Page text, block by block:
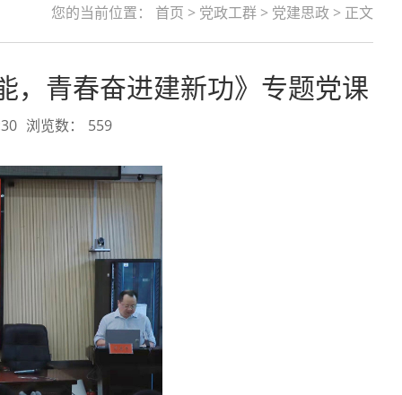
您的当前位置： 首页 > 党政工群 > 党建思政 > 正文
，青春奋进建新功》专题党课
浏览数： 559